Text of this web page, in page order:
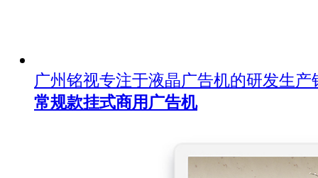
广州铭视专注于液晶广告机的研发生
常规款挂式商用广告机